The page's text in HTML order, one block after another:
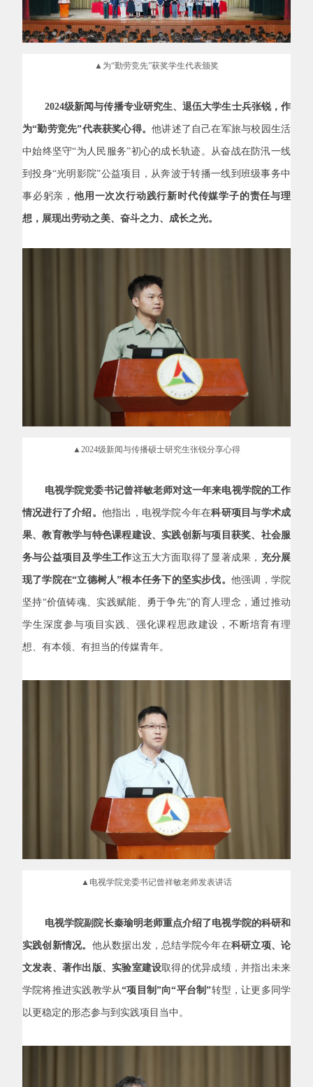
▲为“勤劳竞先”获奖学生代表颁奖
2024级新闻与传播专业研究生、退伍大学生士兵张锐，作
为“勤劳竞先”代表获奖心得。他讲述了自己在军旅与校园生活
中始终坚守“为人民服务”初心的成长轨迹。从奋战在防汛一线
到投身“光明影院”公益项目，从奔波于转播一线到班级事务中
事必躬亲， 他用一次次行动践行新时代传媒学子的责任与理
想，展现出劳动之美、奋斗之力、成长之光。
▲2024级新闻与传播硕士研究生张锐分享心得
电视学院党委书记曾祥敏老师对这一年来电视学院的工作
情况进行了介绍。 他指出，电视学院今年在科研项目与学术成
果、教育教学与特色课程建设、实践创新与项目获奖、社会服
务与公益项目及学生工作这五大方面取得了显著成果， 充分展
现了学院在“立德树人”根本任务下的坚实步伐。 他强调，学院
坚持“价值铸魂、实践赋能、勇于争先”的育人理念，通过推动
学生深度参与项目实践、强化课程思政建设，不断培育有理
想、有本领、有担当的传媒青年。
▲电视学院党委书记曾祥敏老师发表讲话
电视学院副院长秦瑜明老师重点介绍了电视学院的科研和
实践创新情况。 他从数据出发，总结学院今年在科研立项、论
文发表、著作出版、实验室建设取得的优异成绩，并指出未来
学院将推进实践教学从“项目制”向“平台制”转型，让更多同学
以更稳定的形态参与到实践项目当中。